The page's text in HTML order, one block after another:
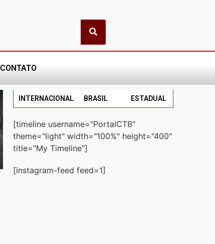
CONTATO
INTERNACIONAL BRASIL ESTADUAL
[timeline username="PortalCTB"
theme="light" width="100%" height="400"
title="My Timeline"]
[instagram-feed feed=1]